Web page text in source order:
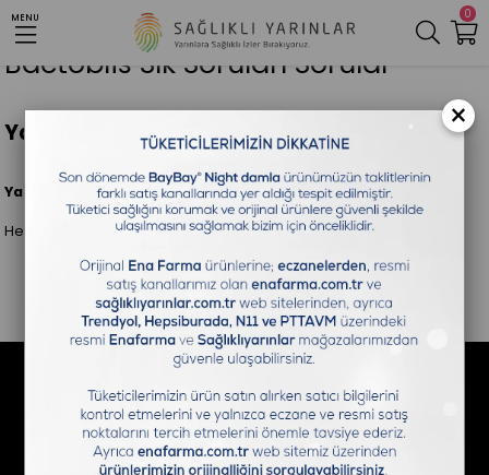
0
MENU
Bactoblis Sık Sorulan Sorular
Yan Etki;
Yan etkisi var mı?
Herhangi bir yan etkisi bulunmamaktadır.
Bizi Takip Edin
×